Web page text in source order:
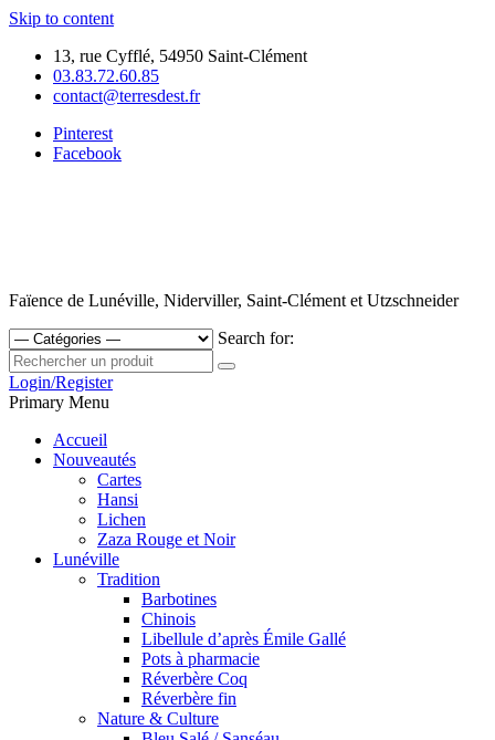
Skip to content
13, rue Cyfflé, 54950 Saint-Clément
03.83.72.60.85
contact@terresdest.fr
Pinterest
Facebook
Faïence de Lunéville, Niderviller, Saint-Clément et Utzschneider
Search for:
Login/Register
Primary Menu
Accueil
Nouveautés
Cartes
Hansi
Lichen
Zaza Rouge et Noir
Lunéville
Tradition
Barbotines
Chinois
Libellule d’après Émile Gallé
Pots à pharmacie
Réverbère Coq
Réverbère fin
Nature & Culture